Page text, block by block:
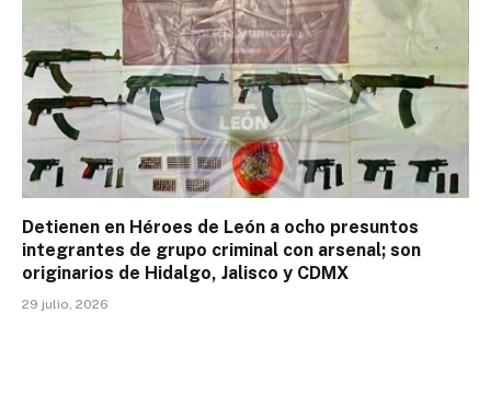
Detienen en Héroes de León a ocho presuntos
integrantes de grupo criminal con arsenal; son
originarios de Hidalgo, Jalisco y CDMX
29 julio, 2026